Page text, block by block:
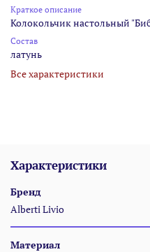
Краткое описание
Колокольчик настольный
Состав
латунь
Все характеристики
Характеристики
Бренд
Alberti Livio
Материал